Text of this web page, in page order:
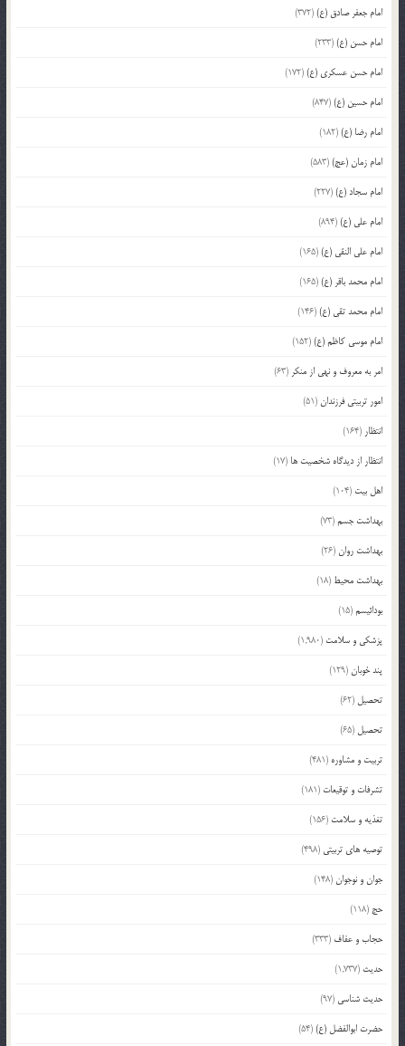
امام جعفر صادق (ع)(372)
امام حسن (ع)(233)
امام حسن عسکری (ع)(172)
امام حسین (ع)(847)
امام رضا (ع)(182)
امام زمان (عج)(583)
امام سجاد (ع)(227)
امام علی (ع)(894)
امام علی النقی (ع)(165)
امام محمد باقر (ع)(165)
امام محمد تقی (ع)(146)
امام موسی کاظم (ع)(152)
امر به معروف و نهی از منکر (63)
امور تربیتی فرزندان(51)
انتظار (164)
انتظار از دیدگاه شخصیت ها (17)
اهل بیت (104)
بهداشت جسم(73)
بهداشت روان(26)
بهداشت محیط (18)
بودائیسم(15)
پزشکی و سلامت (1,980)
پند خوبان(129)
تحصیل (62)
تحصیل (65)
تربیت و مشاوره (481)
تشرفات و توقیعات (181)
تغذیه و سلامت (156)
توصیه های تربیتی (498)
جوان و نوجوان(148)
حج (118)
حجاب و عفاف (333)
حدیث (1,737)
حدیث شناسی (97)
حضرت ابوالفضل (ع)(54)